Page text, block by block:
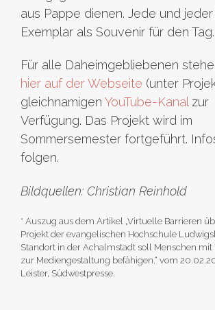
aus Pappe dienen. Jede und
Exemplar als Souvenir für den Tag.
Für alle Daheimgebliebenen
hier auf der Webseite (unter
gleichnamigen YouTube-Kanalzur
Verfügung. Das Projekt wird im
Sommersemester fortgeführt.
folgen.
Bildquellen: Christian Reinhold
* Auszug aus dem Artikel „Virtuelle Barrieren
Projekt der evangelischen Hochschule
Standort in der Achalmstadt soll Menschen
zur Mediengestaltung befähigen.“ vom
Leister, Südwestpresse.